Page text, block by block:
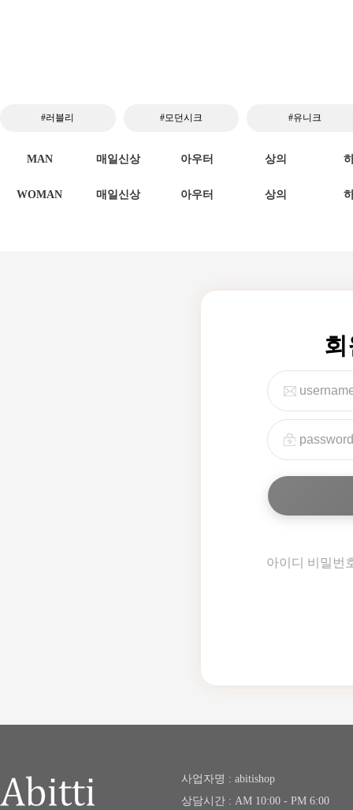
#러블리 #모던시크 #유니크
MAN 매일신상 아우터 상의
WOMAN 매일신상 아우터 상의
아이디 비밀번
사업자명 : abitishop
상담시간 : AM 10:00 - PM 6:00